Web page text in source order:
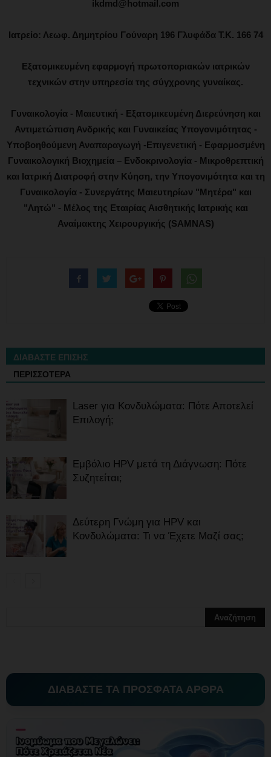
ikdmd@hotmail.com
Ιατρείο: Λεωφ. Δημητρίου Γούναρη 196 Γλυφάδα Τ.Κ. 166 74
Εξατομικευμένη εφαρμογή πρωτοποριακών ιατρικών
τεχνικών στην υπηρεσία της σύγχρονης γυναίκας.
Γυναικολογία - Μαιευτική - Εξατομικευμένη Διερεύνηση και
Αντιμετώπιση Ανδρικής και Γυναικείας Υπογονιμότητας -
Υποβοηθούμενη Αναπαραγωγή -Επιγενετική - Εφαρμοσμένη
Γυναικολογική Βιοχημεία – Ενδοκρινολογία - Μικροθρεπτική
και Ιατρική Διατροφή στην Κύηση, την Υπογονιμότητα και τη
Γυναικολογία - Συνεργάτης Μαιευτηρίων "Μητέρα" και
"Λητώ" - Μέλος της Εταιρίας Αισθητικής Ιατρικής και
Αναίμακτης Χειρουργικής (SAMNAS)
ΔΙΑΒΑΣΤΕ ΕΠΙΣΗΣ
ΠΕΡΙΣΣΟΤΕΡΑ
Laser για Κονδυλώματα: Πότε Αποτελεί
Επιλογή;
Εμβόλιο HPV μετά τη Διάγνωση: Πότε
Συζητείται;
Δεύτερη Γνώμη για HPV και
Κονδυλώματα: Τι να Έχετε Μαζί σας;
ΔΙΑΒΑΣΤΕ ΤΑ ΠΡΟΣΦΑΤΑ ΑΡΘΡΑ